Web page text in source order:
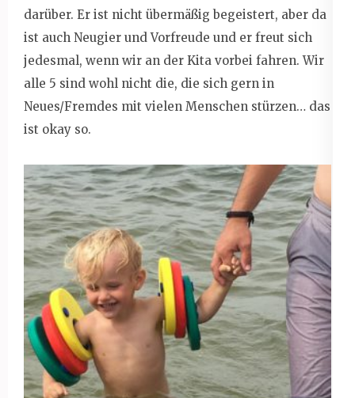
darüber. Er ist nicht übermäßig begeistert, aber da
ist auch Neugier und Vorfreude und er freut sich
jedesmal, wenn wir an der Kita vorbei fahren. Wir
alle 5 sind wohl nicht die, die sich gern in
Neues/Fremdes mit vielen Menschen stürzen… das
ist okay so.